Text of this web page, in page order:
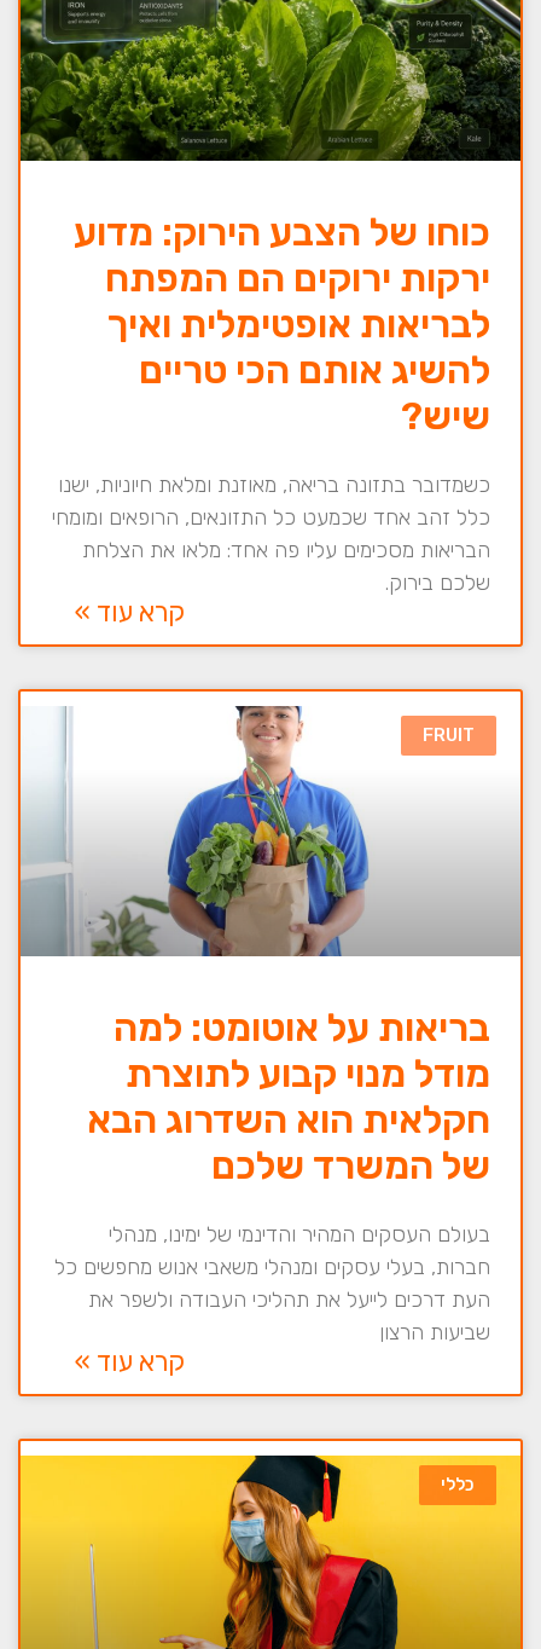
כוחו של הצבע הירוק: מדוע
ירקות ירוקים הם המפתח
לבריאות אופטימלית ואיך
להשיג אותם הכי טריים
שיש?
כשמדובר בתזונה בריאה, מאוזנת ומלאת חיוניות, ישנו
כלל זהב אחד שכמעט כל התזונאים, הרופאים ומומחי
הבריאות מסכימים עליו פה אחד: מלאו את הצלחת
שלכם בירוק.
קרא עוד »
FRUIT
בריאות על אוטומט: למה
מודל מנוי קבוע לתוצרת
חקלאית הוא השדרוג הבא
של המשרד שלכם
בעולם העסקים המהיר והדינמי של ימינו, מנהלי
חברות, בעלי עסקים ומנהלי משאבי אנוש מחפשים כל
העת דרכים לייעל את תהליכי העבודה ולשפר את
שביעות הרצון
קרא עוד »
כללי